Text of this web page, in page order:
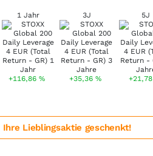
1 Jahr
+116,86%
3J
+35,36%
5J
+21,78
Ihre Lieblingsaktie geschenkt!